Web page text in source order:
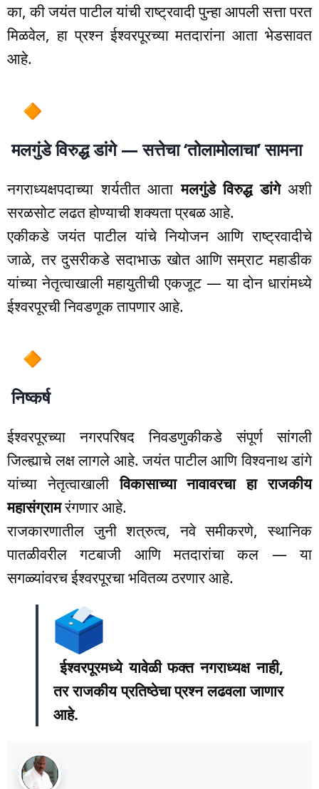
का, की जयंत पाटील यांची राष्ट्रवादी पुन्हा आपली सत्ता परत
मिळवेल, हा प्रश्न ईश्वरपूरच्या मतदारांना आता भेडसावत
आहे.
मलगुंडे विरुद्ध डांगे — सत्तेचा ‘तोलामोलाचा’ सामना
नगराध्यक्षपदाच्या शर्यतीत आतामलगुंडे विरुद्ध डांगेअशी
सरळसोट लढत होण्याची शक्यता प्रबळ आहे.
एकीकडे जयंत पाटील यांचे नियोजन आणि राष्ट्रवादीचे
जाळे, तर दुसरीकडे सदाभाऊ खोत आणि सम्राट महाडीक
यांच्या नेतृत्वाखाली महायुतीची एकजूट — या दोन धारांमध्ये
ईश्वरपूरची निवडणूक तापणार आहे.
निष्कर्ष
ईश्वरपूरच्या नगरपरिषद निवडणुकीकडे संपूर्ण सांगली
जिल्ह्याचे लक्ष लागले आहे. जयंत पाटील आणि विश्वनाथ डांगे
यांच्या नेतृत्वाखालीविकासाच्या नावावरचा हा राजकीय
महासंग्रामरंगणार आहे.
राजकारणातील जुनी शत्रुत्व, नवे समीकरणे, स्थानिक
पातळीवरील गटबाजी आणि मतदारांचा कल — या
सगळ्यांवरच ईश्वरपूरचा भवितव्य ठरणार आहे.
ईश्वरपूरमध्ये यावेळी फक्त नगराध्यक्ष नाही,
तर राजकीय प्रतिष्ठेचा प्रश्न लढवला जाणार
आहे.